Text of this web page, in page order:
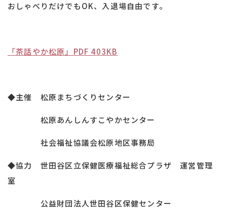
おしゃべりだけでもOK、入退場自由です。
「茶話やか松原」PDF 403KB
◆主催 松原まちづくりセンター
松原あんしんすこやかセンター
社会福祉協議会松原地区事務局
◆協力 世田谷区立保健医療福祉総合プラザ 運営管理
室
公益財団法人世田谷区保健センター